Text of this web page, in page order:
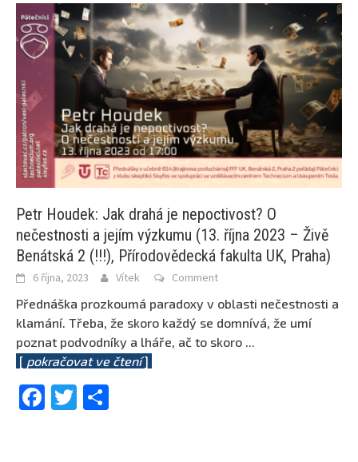
Petr Houdek: Jak drahá je nepoctivost? O
nečestnosti a jejím výzkumu (13. října 2023 – Živě
Benátská 2 (!!!), Přírodovědecká fakulta UK, Praha)
6 října, 2023 Vítek Comment
Přednáška prozkoumá paradoxy v oblasti nečestnosti a
klamání. Třeba, že skoro každý se domnívá, že umí
poznat podvodníky a lháře, ač to skoro ...
[ pokračovat ve čtení]
Facebook
Twitter